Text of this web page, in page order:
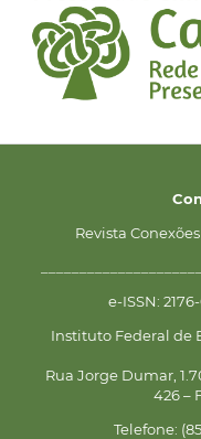
Revista
e-ISSN:
Instituto Federal de
Rua Jorge Dumar,
426 –
Telefone: